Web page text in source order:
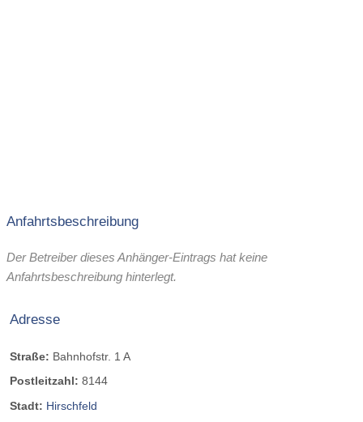
Anfahrtsbeschreibung
Der Betreiber dieses Anhänger-Eintrags hat keine
Anfahrtsbeschreibung hinterlegt.
Adresse
Straße: Bahnhofstr. 1 A
Postleitzahl: 8144
Stadt: Hirschfeld